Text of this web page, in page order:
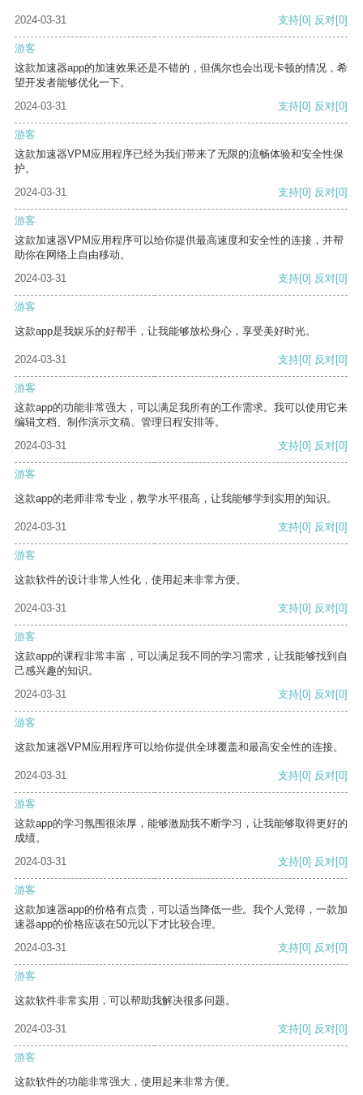
2024-03-31 支持[0] 反对[0]
游客
这款加速器app的加速效果还是不错的，但偶尔也会出现卡顿的情况，希
望开发者能够优化一下。
2024-03-31
支持[0] 反对[0]
游客
这款加速器VPM应用程序已经为我们带来了无限的流畅体验和安全性保
护。
2024-03-31
支持[0] 反对[0]
游客
这款加速器VPM应用程序可以给你提供最高速度和安全性的连接，并帮
助你在网络上自由移动。
2024-03-31
支持[0] 反对[0]
游客
这款app是我娱乐的好帮手，让我能够放松身心，享受美好时光。
2024-03-31 支持[0] 反对[0]
游客
这款app的功能非常强大，可以满足我所有的工作需求。我可以使用它来
编辑文档、制作演示文稿、管理日程安排等。
2024-03-31
支持[0] 反对[0]
游客
这款app的老师非常专业，教学水平很高，让我能够学到实用的知识。
2024-03-31 支持[0] 反对[0]
游客
这款软件的设计非常人性化，使用起来非常方便。
2024-03-31 支持[0] 反对[0]
游客
这款app的课程非常丰富，可以满足我不同的学习需求，让我能够找到自
己感兴趣的知识。
2024-03-31
支持[0] 反对[0]
游客
这款加速器VPM应用程序可以给你提供全球覆盖和最高安全性的连接。
2024-03-31 支持[0] 反对[0]
游客
这款app的学习氛围很浓厚，能够激励我不断学习，让我能够取得更好的
成绩。
2024-03-31
支持[0] 反对[0]
游客
这款加速器app的价格有点贵，可以适当降低一些。我个人觉得，一款加
速器app的价格应该在50元以下才比较合理。
2024-03-31
支持[0] 反对[0]
游客
这款软件非常实用，可以帮助我解决很多问题。
2024-03-31 支持[0] 反对[0]
游客
这款软件的功能非常强大，使用起来非常方便。